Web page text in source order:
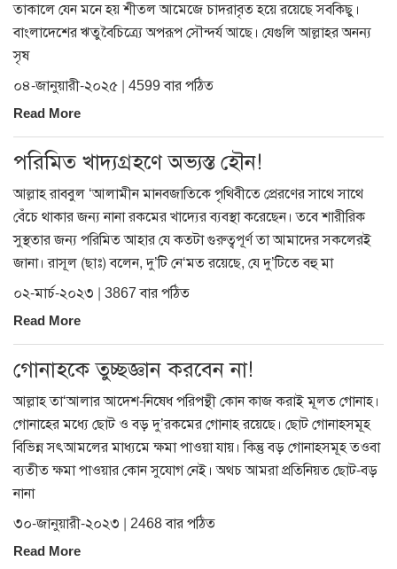
তাকালে যেন মনে হয় শীতল আমেজে চাদরাবৃত হয়ে রয়েছে সবকিছু।
বাংলাদেশের ঋতুবৈচিত্র্যে অপরূপ সৌন্দর্য আছে। যেগুলি আল্লাহর অনন্য
সৃষ
০৪-জানুয়ারী-২০২৫ | 4599 বার পঠিত
Read More
পরিমিত খাদ্যগ্রহণে অভ্যস্ত হৌন!
আল্লাহ রাববুল ‘আলামীন মানবজাতিকে পৃথিবীতে প্রেরণের সাথে সাথে
বেঁচে থাকার জন্য নানা রকমের খাদ্যের ব্যবস্থা করেছেন। তবে শারীরিক
সুস্থতার জন্য পরিমিত আহার যে কতটা গুরুত্বপূর্ণ তা আমাদের সকলেরই
জানা। রাসূল (ছাঃ) বলেন, দু’টি নে‘মত রয়েছে, যে দু’টিতে বহু মা
০২-মার্চ-২০২৩ | 3867 বার পঠিত
Read More
গোনাহকে তুচ্ছজ্ঞান করবেন না!
আল্লাহ তা‘আলার আদেশ-নিষেধ পরিপন্থী কোন কাজ করাই মূলত গোনাহ।
গোনাহের মধ্যে ছোট ও বড় দু’রকমের গোনাহ রয়েছে। ছোট গোনাহসমূহ
বিভিন্ন সৎআমলের মাধ্যমে ক্ষমা পাওয়া যায়। কিন্তু বড় গোনাহসমূহ তওবা
ব্যতীত ক্ষমা পাওয়ার কোন সুযোগ নেই। অথচ আমরা প্রতিনিয়ত ছোট-বড়
নানা
৩০-জানুয়ারী-২০২৩ | 2468 বার পঠিত
Read More